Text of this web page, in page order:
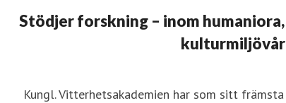
Stödjer forskning – inom
Kungl. Vitterhetsakademien har som sitt